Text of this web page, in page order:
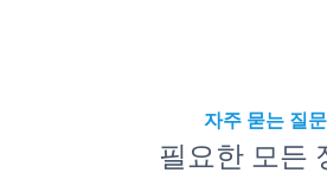
자주 묻는 질문
필요한 모든